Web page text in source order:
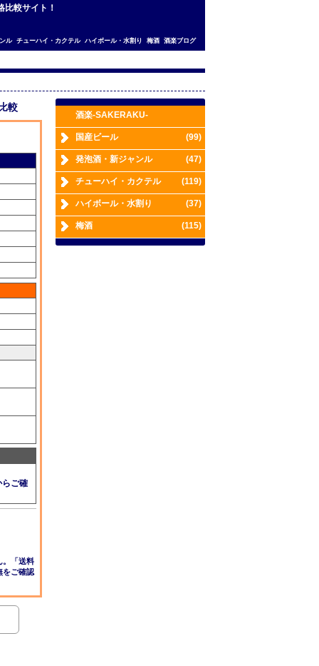
較サイト！
ル チューハイ・カクテル ハイボール・水割り 梅酒 酒楽ブログ
酒楽-SAKERAKU-
国産ビール (99)
発泡酒・新ジャンル (47)
チューハイ・カクテル (119)
ハイボール・水割り (37)
梅酒 (115)
較
らご確
。「送料
をご確認